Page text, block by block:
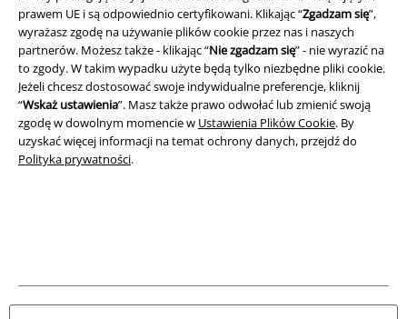
prawem UE i są odpowiednio certyfikowani. Klikając “Zgadzam się”,
wyrażasz zgodę na używanie plików cookie przez nas i naszych
partnerów. Możesz także - klikając “Nie zgadzam się” - nie wyrazić na
to zgody. W takim wypadku użyte będą tylko niezbędne pliki cookie.
Jeżeli chcesz dostosować swoje indywidualne preferencje, kliknij
“Wskaż ustawienia”. Masz także prawo odwołać lub zmienić swoją
zgodę w dowolnym momencie w Ustawienia Plików Cookie. By
uzyskać więcej informacji na temat ochrony danych, przejdź do
Polityka prywatności.
Unieszkodliwianie odpadów i ochrona środowiska
Deklaracja Zgodności
Informacje dotyczące dostępności
Ustawienia Plików Cookie
Skorzystaj z prawa do odstąpienia od umowy